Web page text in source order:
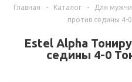
Главная - Каталог - Для
против седины 4-
Estel Alpha
седины 4-0